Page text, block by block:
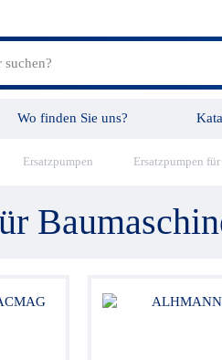
Wo finden Sie uns?
Videos
Ersatzpumpen Ersatzpumpen